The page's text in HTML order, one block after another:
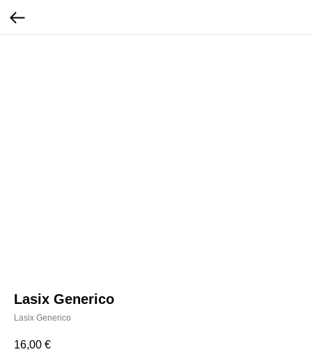
Lasix Generico
Lasix Generico
16,00 €